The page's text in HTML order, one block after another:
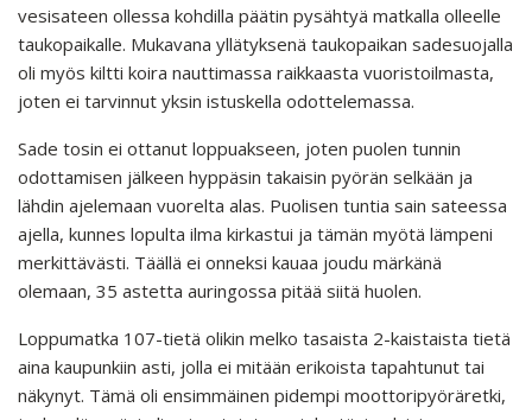
vesisateen ollessa kohdilla päätin pysähtyä matkalla olleelle
taukopaikalle. Mukavana yllätyksenä taukopaikan sadesuojalla
oli myös kiltti koira nauttimassa raikkaasta vuoristoilmasta,
joten ei tarvinnut yksin istuskella odottelemassa.
Sade tosin ei ottanut loppuakseen, joten puolen tunnin
odottamisen jälkeen hyppäsin takaisin pyörän selkään ja
lähdin ajelemaan vuorelta alas. Puolisen tuntia sain sateessa
ajella, kunnes lopulta ilma kirkastui ja tämän myötä lämpeni
merkittävästi. Täällä ei onneksi kauaa joudu märkänä
olemaan, 35 astetta auringossa pitää siitä huolen.
Loppumatka 107-tietä olikin melko tasaista 2-kaistaista tietä
aina kaupunkiin asti, jolla ei mitään erikoista tapahtunut tai
näkynyt. Tämä oli ensimmäinen pidempi moottoripyöräretki,